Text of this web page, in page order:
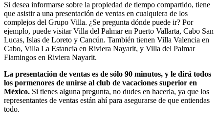
Si desea informarse sobre la propiedad de tiempo compartido, tiene
que asistir a una presentación de ventas en cualquiera de los
complejos del Grupo Villa. ¿Se pregunta dónde puede ir? Por
ejemplo, puede visitar Villa del Palmar en Puerto Vallarta, Cabo San
Lucas, Islas de Loreto y Cancún. También tienen Villa Valencia en
Cabo, Villa La Estancia en Riviera Nayarit, y Villa del Palmar
Flamingos en Riviera Nayarit.
La presentación de ventas es de sólo 90 minutos, y le dirá todos
los pormenores de unirse al club de vacaciones superior en
México. Si tienes alguna pregunta, no dudes en hacerla, ya que los
representantes de ventas están ahí para asegurarse de que entiendas
todo.